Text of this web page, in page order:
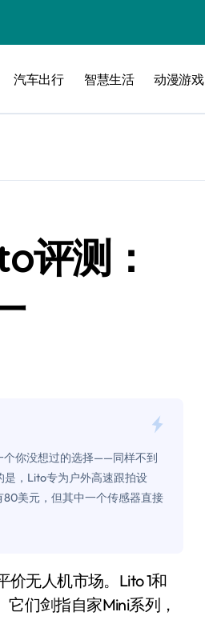
急了
汽车出行 智慧生活 动漫游戏
评测：
个你没想过的选择——同样不到
，Lito专为户外高速跟拍设
美元，但其中一个传感器直接
们剑指自家Mini系列，